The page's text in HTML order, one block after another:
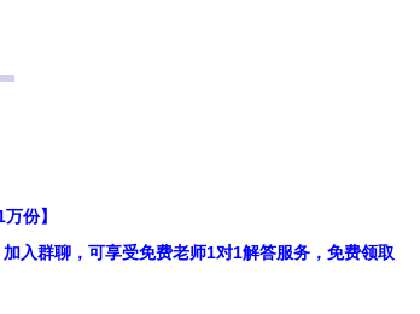
份】
加入群聊，可享受免费老师1对1解答服务，免费领取